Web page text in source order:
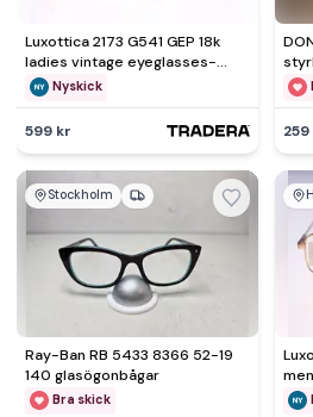
Luxottica 2173 G541 GEP 18k
ladies vintage eyeglasses-
original clear lenses-NEW
Nyskick
599 kr
Stockholm
Ray-Ban RB 5433 8366 52-19
140 glasögonbågar
Bra skick